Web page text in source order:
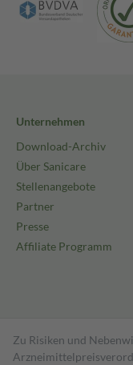
Unternehmen
Download-Archiv
Über Sanicare
Stellenangebote
Partner
Presse
Affiliate Programm
Zu Risiken und